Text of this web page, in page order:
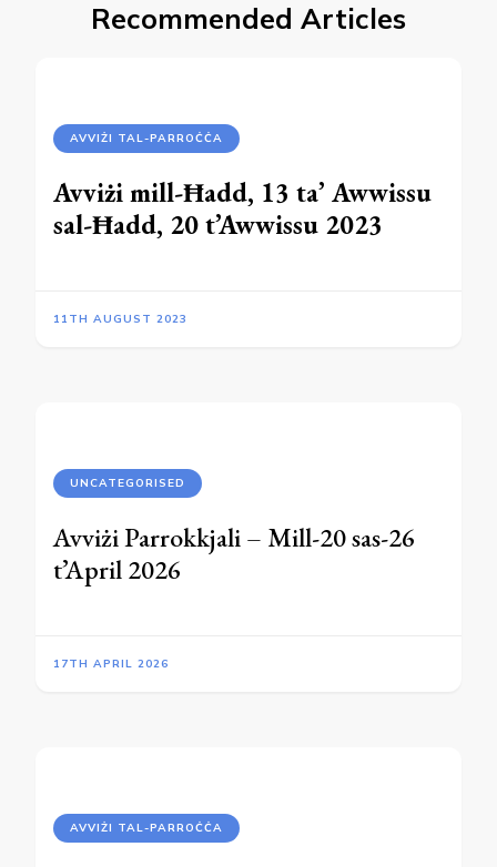
Recommended Articles
AVVIŻI TAL-PARROĊĊA
Avviżi mill-Ħadd, 13 ta’ Awwissu
sal-Ħadd, 20 t’Awwissu 2023
11TH AUGUST 2023
UNCATEGORISED
Avviżi Parrokkjali – Mill-20 sas-26
t’April 2026
17TH APRIL 2026
AVVIŻI TAL-PARROĊĊA